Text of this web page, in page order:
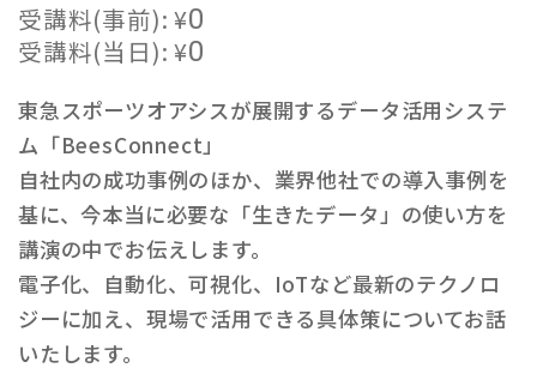
受講料(事前):¥0
受講料(当日):¥0
東急スポーツオアシスが展開するデータ活用システ
ム「BeesConnect」
自社内の成功事例のほか、業界他社での導入事例を
基に、今本当に必要な「生きたデータ」の使い方を
講演の中でお伝えします。
電子化、自動化、可視化、IoTなど最新のテクノロ
ジーに加え、現場で活用できる具体策についてお話
いたします。